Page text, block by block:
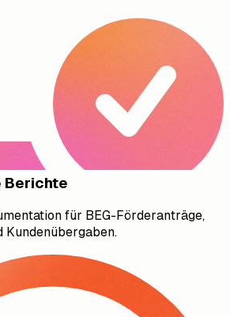
Berichte
für BEG-Förderanträge,
Kundenübergaben.